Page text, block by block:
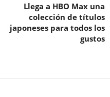
Llega a HBO Max una
colección de títulos
japoneses para todos los
gustos